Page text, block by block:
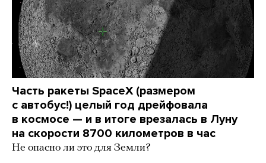
Часть ракеты SpaceX (размером
с автобус!) целый год дрейфовала
в космосе — и в итоге врезалась в Луну
на скорости 8700 километров в час
Не опасно ли это для Земли?